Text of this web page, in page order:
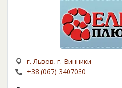
г. Львов, г. Винники
+38 (067) 3407030